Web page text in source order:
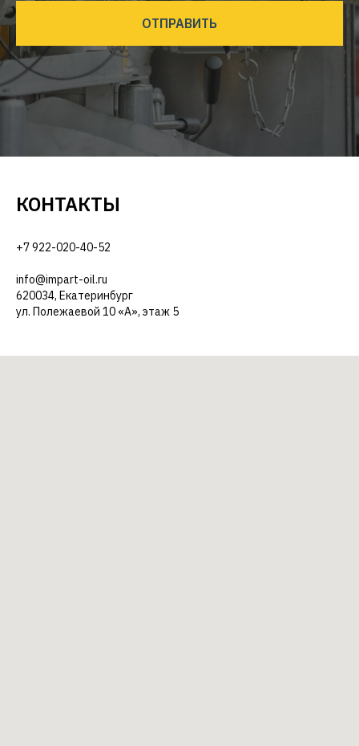
ОТПРАВИТЬ
КОНТАКТЫ
+7 922-020-40-52
info@impart-oil.ru
620034, Екатеринбург
ул. Полежаевой 10 «А», этаж 5